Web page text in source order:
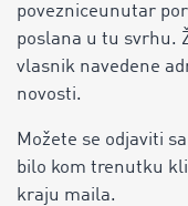
povezniceunutar
poslana u tu svrhu.
vlasnik navedene
novosti.
Možete se odjaviti
bilo kom trenutku
kraju maila.